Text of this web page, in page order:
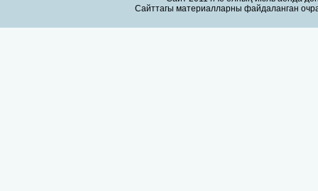
Сайттагы материалларны файдаланган